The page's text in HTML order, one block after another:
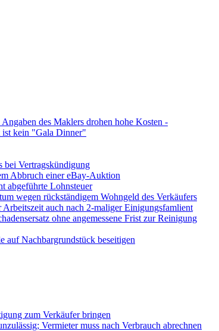
des Maklers drohen hohe Kosten -
ist kein "Gala Dinner"
bei Vertragskündigung
Abbruch einer eBay-Auktion
abgeführte Lohnsteuer
wegen rückständigem Wohngeld des Verkäufers
auch nach 2-maliger Einigungsfamlient
ohne angemessene Frist zur Reinigung
auf Nachbargrundstück beseitigen
zum Verkäufer bringen
Vermieter muss nach Verbrauch abrechnen